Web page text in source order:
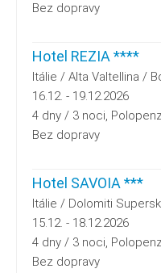
Bez dopravy
Hotel REZIA ****
Itálie / Alta Valtellina /
16.12. - 19.12.2026
4 dny / 3 noci,
Bez dopravy
Hotel SAVOIA ***
Itálie / Dolomiti
15.12. - 18.12.2026
4 dny / 3 noci,
Bez dopravy